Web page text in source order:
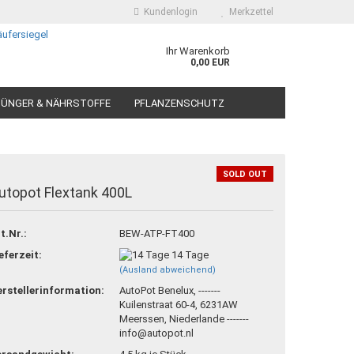
Kundenlogin
erstellen
vergessen?
Merkzettel
Ihr Warenkorb
0,00 EUR
& NÄHRSTOFFE PFLANZENSCHUTZ
SOLD OUT
Flextank 400L
BEW-ATP-FT400
14 Tage
(Ausland abweichend)
AutoPot Benelux, -------
Kuilenstraat 60-4, 6231AW
Meerssen, Niederlande -------
info@autopot.nl